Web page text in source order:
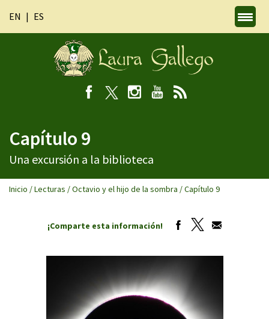
EN ES
Capítulo 9
Una excursión a la biblioteca
Inicio /Lecturas /Octavio y el hijo de la sombra /Capítulo 9
¡Comparte esta información!